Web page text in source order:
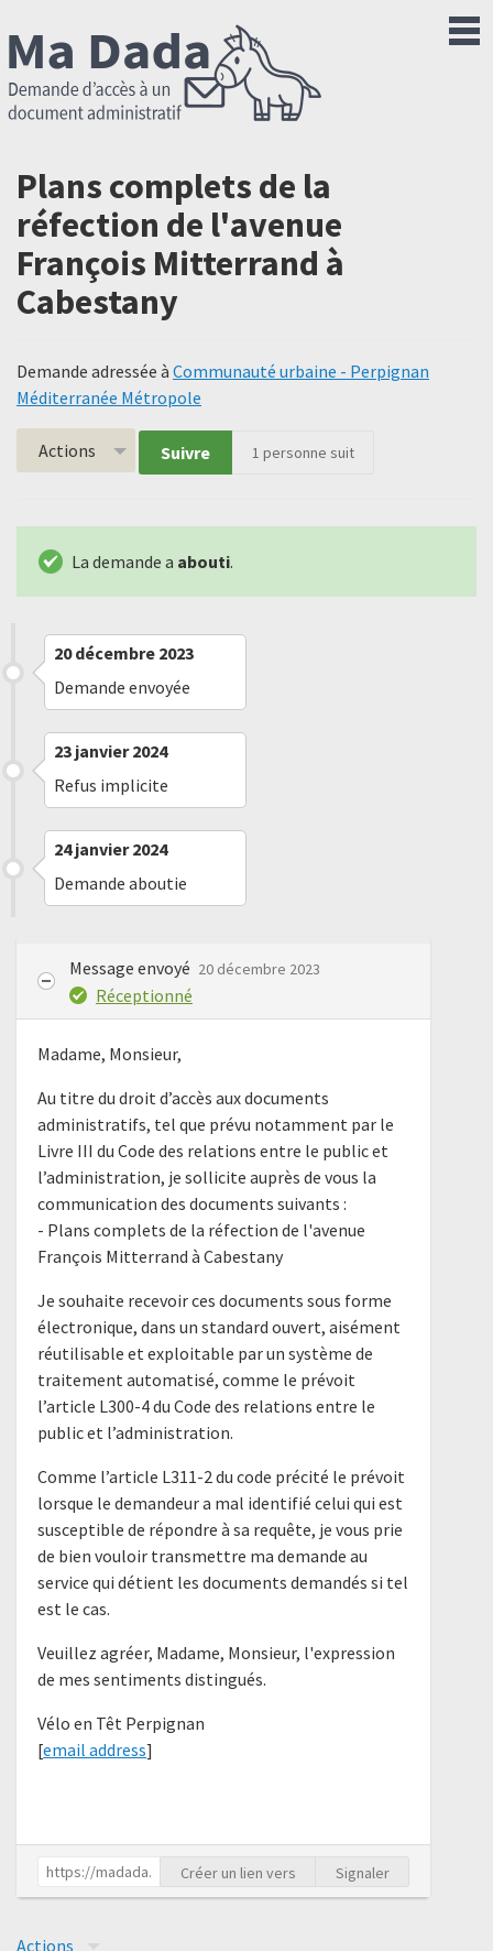
Plans complets de la
réfection de l'avenue
François Mitterrand à
Cabestany
Demande adressée à Communauté urbaine - Perpignan
Méditerranée Métropole
Actions Suivre 1 personne suit
La demande a abouti.
20 décembre 2023
Demande envoyée
23 janvier 2024
Refus implicite
24 janvier 2024
Demande aboutie
Message envoyé 20 décembre 2023
Réceptionné
Madame, Monsieur,
Au titre du droit d’accès aux documents
administratifs, tel que prévu notamment par le
Livre III du Code des relations entre le public et
l’administration, je sollicite auprès de vous la
communication des documents suivants :
- Plans complets de la réfection de l'avenue
François Mitterrand à Cabestany
Je souhaite recevoir ces documents sous forme
électronique, dans un standard ouvert, aisément
réutilisable et exploitable par un système de
traitement automatisé, comme le prévoit
l’article L300-4 du Code des relations entre le
public et l’administration.
Comme l’article L311-2 du code précité le prévoit
lorsque le demandeur a mal identifié celui qui est
susceptible de répondre à sa requête, je vous prie
de bien vouloir transmettre ma demande au
service qui détient les documents demandés si tel
est le cas.
Veuillez agréer, Madame, Monsieur, l'expression
de mes sentiments distingués.
Vélo en Têt Perpignan
[email address]
Créer un lien vers Signaler
Actions